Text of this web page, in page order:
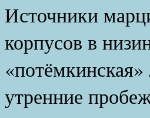
Источники
корпусов в
утренние